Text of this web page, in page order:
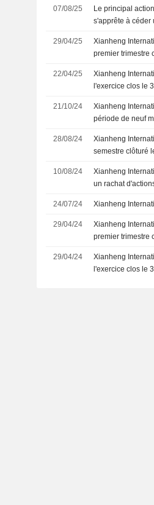
07/08/25
Le principal
s'apprête à céder
29/04/25
Xianheng
premier trimestre
22/04/25
Xianheng
l'exercice clos le
21/10/24
Xianheng
période de neuf
28/08/24
Xianheng
semestre clôturé
10/08/24
Xianheng
un rachat
24/07/24 Xianheng
29/04/24
Xianheng
premier trimestre
29/04/24
Xianheng
l'exercice clos le